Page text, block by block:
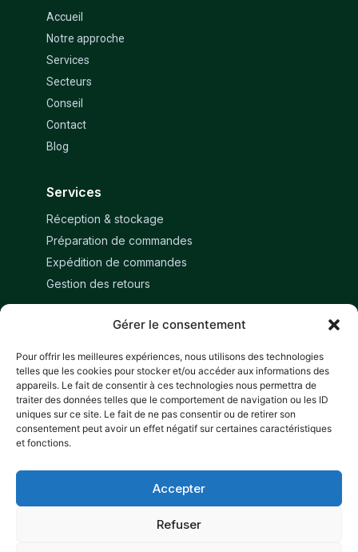
Gérer le consentement
Pour offrir les meilleures expériences, nous utilisons des technologies
telles que les cookies pour stocker et/ou accéder aux informations des
appareils. Le fait de consentir à ces technologies nous permettra de
traiter des données telles que le comportement de navigation ou les ID
uniques sur ce site. Le fait de ne pas consentir ou de retirer son
consentement peut avoir un effet négatif sur certaines caractéristiques
et fonctions.
Accepter
Refuser
Accueil
Notre approche
Services
Secteurs
Conseil
Contact
Blog
Services
Réception & stockage
Préparation de commandes
Expédition de commandes
Gestion des retours
Restons en contact
Réserver un échange
Suivez-nous